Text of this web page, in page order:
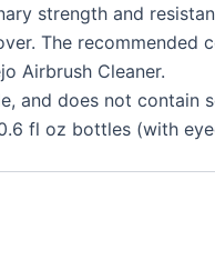
strength and
The
Airbrush Cleaner.
and does not
fl oz bottles (with